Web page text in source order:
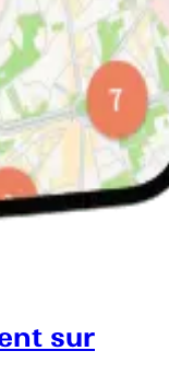
sur